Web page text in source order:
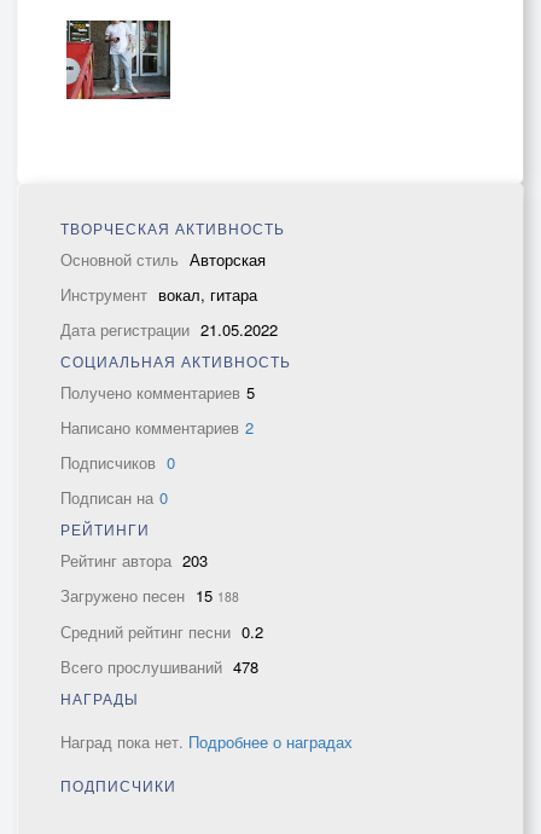
ТВОРЧЕСКАЯ АКТИВНОСТЬ
Основной стиль Авторская
Инструмент вокал, гитара
Дата регистрации 21.05.2022
СОЦИАЛЬНАЯ АКТИВНОСТЬ
Получено комментариев 5
Написано комментариев 2
Подписчиков 0
Подписан на 0
РЕЙТИНГИ
Рейтинг автора 203
Загружено песен 15 188
Средний рейтинг песни 0.2
Всего прослушиваний 478
НАГРАДЫ
Наград пока нет. Подробнее о наградах
ПОДПИСЧИКИ